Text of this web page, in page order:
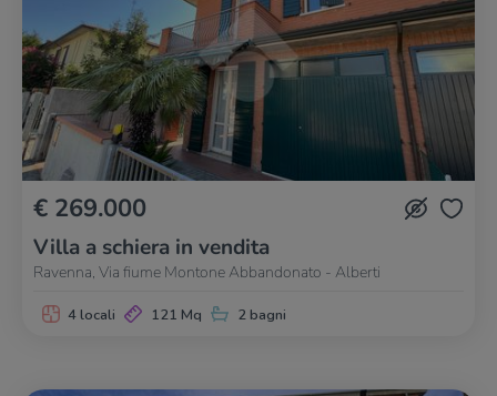
€ 269.000
Villa a schiera in vendita
Ravenna, Via fiume Montone Abbandonato - Alberti
4 locali 121 Mq 2 bagni